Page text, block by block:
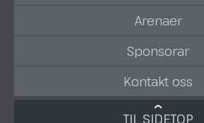
Arenaer
Sponsorar
Kontakt oss
TIL SIDETOP